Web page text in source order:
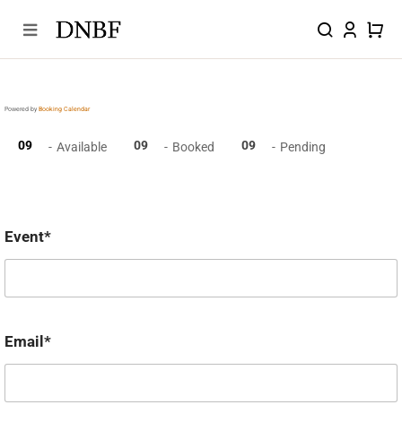
content
Powered by Booking Calendar
09 - Available 09 - Booked 09 - Pending
Event*
Email*